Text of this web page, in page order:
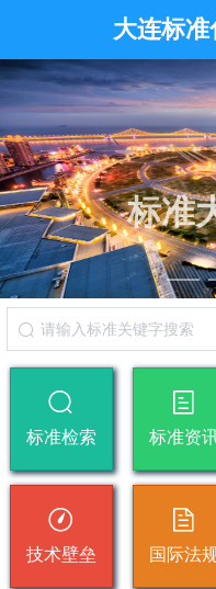
大连标
标准
标准检索 标准资
技术壁垒 国际法